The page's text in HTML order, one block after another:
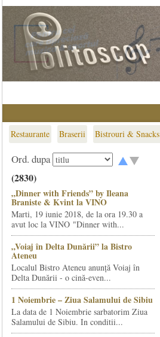
Restaurante Braserii Bistrouri & Snacks
Ord. dupa
(2830)
„Dinner with Friends” by Ileana
Braniste & Kvint la VINO
Marti, 19 iunie 2018, de la ora 19.30 a
avut loc la VINO "Dinner with...
„Voiaj în Delta Dunării” la Bistro
Ateneu
Localul Bistro Ateneu anunță Voiaj în
Delta Dunării - o cină-even...
1 Noiembrie – Ziua Salamului de Sibiu
La data de 1 Noiembrie sarbatorim Ziua
Salamului de Sibiu. In conditii...